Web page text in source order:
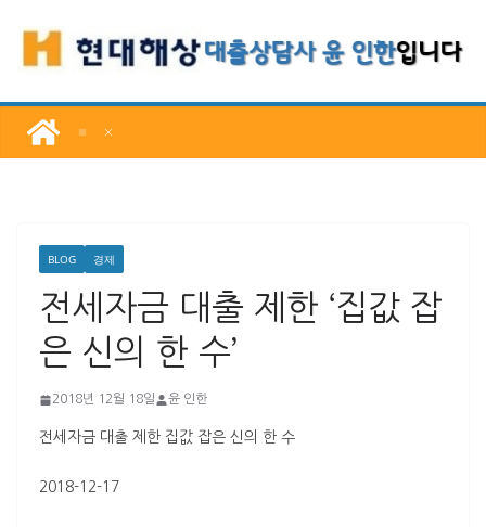
로
너
BLOG 경제
전세자금 대출 제한 ‘집값 잡
은 신의 한 수’
2018년 12월 18일 윤 인한
전세자금 대출 제한 집값 잡은 신의 한 수
2018-12-17